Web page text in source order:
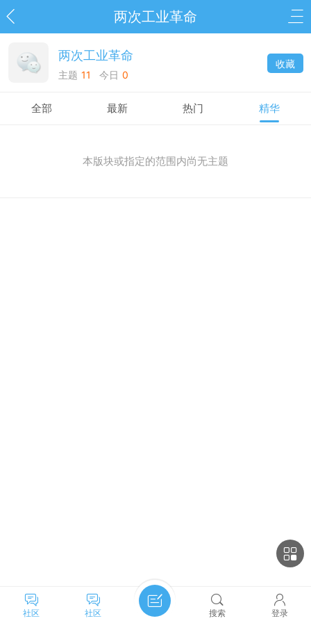
两次工业革命
两次工业革命
主题 11 今日 0
收藏
全部 最新 热门 精华
本版块或指定的范围内尚无主题
社区 社区 搜索 登录